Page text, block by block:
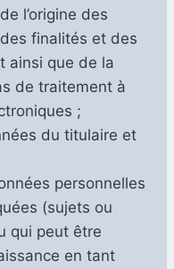
l’origine des
finalités et des
ainsi que de la
de traitement à
;
du titulaire et
personnelles
(sujets ou
qui peut être
en tant